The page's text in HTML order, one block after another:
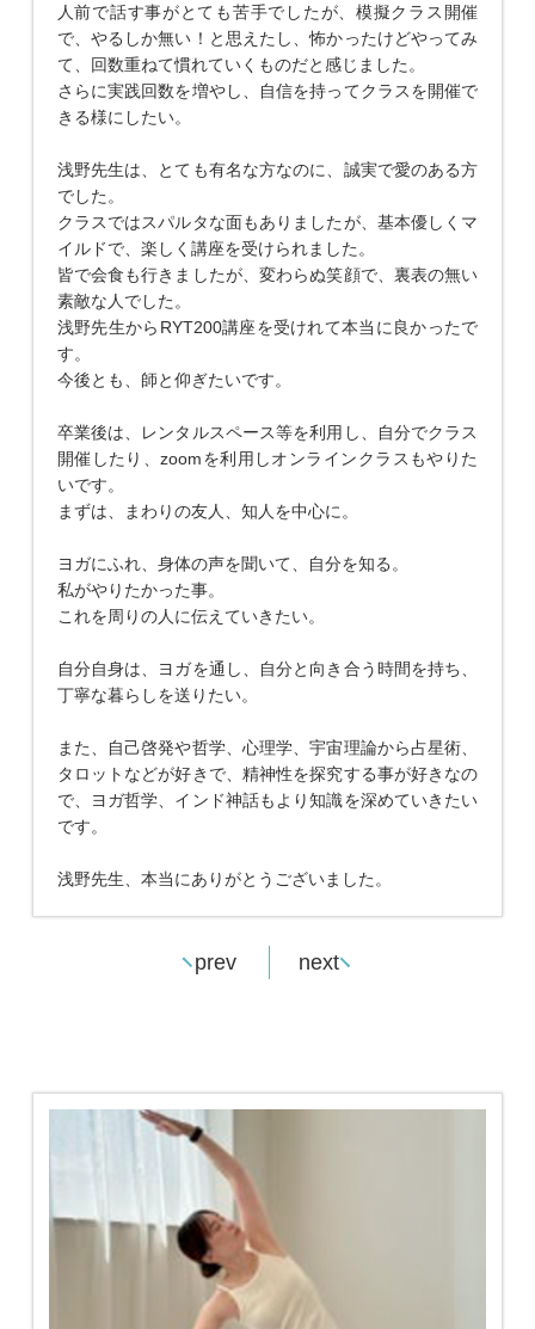
人前で話す事がとても苦手でしたが、模擬クラス開催
で、やるしか無い！と思えたし、怖かったけどやってみ
て、回数重ねて慣れていくものだと感じました。
さらに実践回数を増やし、自信を持ってクラスを開催で
きる様にしたい。
浅野先生は、とても有名な方なのに、誠実で愛のある方
でした。
クラスではスパルタな面もありましたが、基本優しくマ
イルドで、楽しく講座を受けられました。
皆で会食も行きましたが、変わらぬ笑顔で、裏表の無い
素敵な人でした。
浅野先生からRYT200講座を受けれて本当に良かったで
す。
今後とも、師と仰ぎたいです。
卒業後は、レンタルスペース等を利用し、自分でクラス
開催したり、zoomを利用しオンラインクラスもやりた
いです。
まずは、まわりの友人、知人を中心に。
ヨガにふれ、身体の声を聞いて、自分を知る。
私がやりたかった事。
これを周りの人に伝えていきたい。
自分自身は、ヨガを通し、自分と向き合う時間を持ち、
丁寧な暮らしを送りたい。
また、自己啓発や哲学、心理学、宇宙理論から占星術、
タロットなどが好きで、精神性を探究する事が好きなの
で、ヨガ哲学、インド神話もより知識を深めていきたい
です。
浅野先生、本当にありがとうございました。
prev next